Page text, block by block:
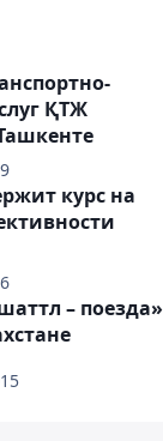
ҚТЖ
курс на
– поезда»